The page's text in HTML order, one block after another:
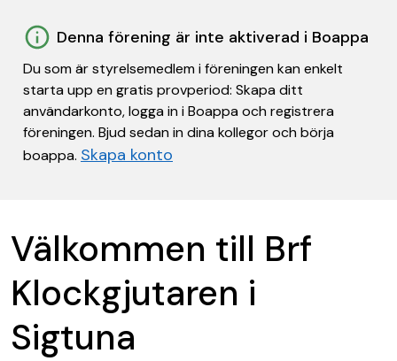
Denna förening är inte aktiverad i Boappa
Du som är styrelsemedlem i föreningen kan enkelt
starta upp en gratis provperiod: Skapa ditt
användarkonto, logga in i Boappa och registrera
föreningen. Bjud sedan in dina kollegor och börja
boappa. Skapa konto
Välkommen till Brf
Klockgjutaren i
Sigtuna